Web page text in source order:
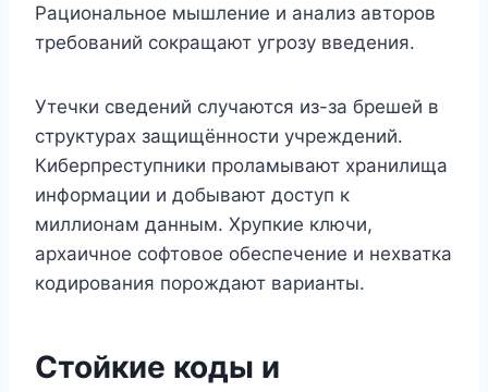
Рациональное мышление и анализ авторов
требований сокращают угрозу введения.
Утечки сведений случаются из-за брешей в
структурах защищённости учреждений.
Киберпреступники проламывают хранилища
информации и добывают доступ к
миллионам данным. Хрупкие ключи,
архаичное софтовое обеспечение и нехватка
кодирования порождают варианты.
Стойкие коды и